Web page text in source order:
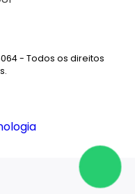
- Todos os direitos